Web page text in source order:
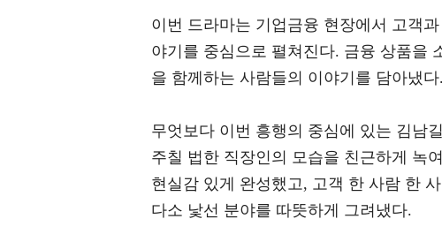
이번 드라마는 기업금융 현장에서 고객과
야기를 중심으로 펼쳐진다. 금융 상품을
을 함께하는 사람들의 이야기를 담아냈다.
무엇보다 이번 흥행의 중심에 있는 김남
주칠 법한 직장인의 모습을 친근하게 녹
현실감 있게 완성했고, 고객 한 사람 한
다소 낯선 분야를 따뜻하게 그려냈다.